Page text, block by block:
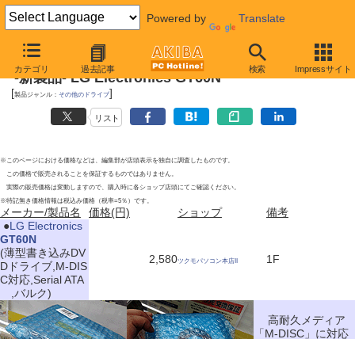
Powered by Translate
カテゴリ 過去記事 検索 Impressサイト
2012年6月9日
-新製品- LG Electronics GT60N
[製品ジャンル： その他のドライブ]
リスト
※このページにおける価格などは、編集部が店頭表示を独自に調査したものです。
この価格で販売されることを保証するものではありません。
実際の販売価格は変動しますので、購入時に各ショップ店頭にてご確認ください。
※特記無き価格情報は税込み価格（税率=5％）です。
メーカー/製品名 価格(円) ショップ
備考
●LG Electronics
GT60N
(薄型書き込みDV
Dドライブ,M-DIS
C対応,Serial ATA
,バルク)
2,580ツクモパソコン本店II 1F
高耐久メディア
「M-DISC」に対応